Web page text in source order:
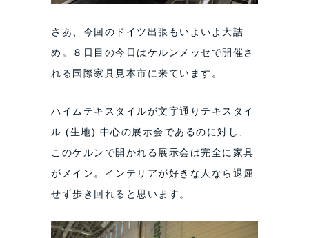
さあ、今回のドイツ出張もいよいよ大詰
め。８日目の今日はケルンメッセで開催さ
れる国際家具見本市に来ています。
ハイムテキスタイルが文字通りテキスタイ
ル (生地) 中心の展示会であるのに対し、
このケルンで開かれる展示会は完全に家具
がメイン。インテリアが好きな人なら退屈
せず歩き回れると思います。